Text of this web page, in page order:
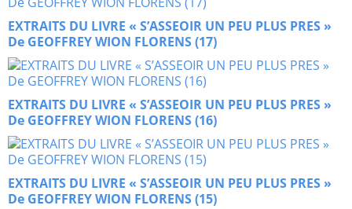
EXTRAITS DU LIVRE « S’ASSEOIR UN PEU PLUS PRES »
De GEOFFREY WION FLORENS (17)
EXTRAITS DU LIVRE « S’ASSEOIR UN PEU PLUS PRES »
De GEOFFREY WION FLORENS (16)
EXTRAITS DU LIVRE « S’ASSEOIR UN PEU PLUS PRES »
De GEOFFREY WION FLORENS (15)